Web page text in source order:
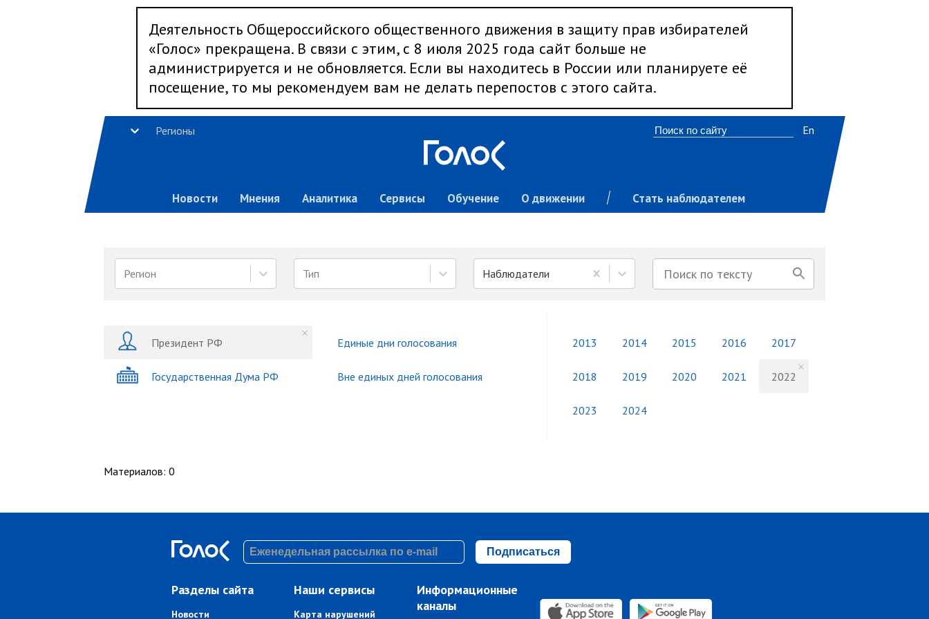
Деятельность Общероссийского общественного движения в защиту прав избирателей
«Голос» прекращена. В связи с этим, с 8 июля 2025 года сайт больше не
администрируется и не обновляется. Если вы находитесь в России или планируете её
посещение, то мы рекомендуем вам не делать перепостов с этого сайта.
Регионы
Новости Мнения Аналитика Сервисы Обучение О движении Стать наблюдателем
En
Регион Тип Наблюдатели
Президент РФ
Государственная Дума РФ
Единые дни голосования
Вне единых дней голосования
2013 2014 2015 2016 2017
2018 2019 2020 2021 2022
2023 2024
Материалов: 0
Подписаться
Разделы сайта
Новости
Наши сервисы
Карта нарушений
Информационные
каналы